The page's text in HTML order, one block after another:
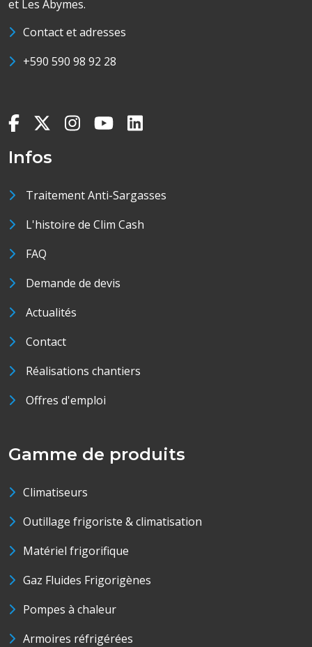
et Les Abymes.
Contact et adresses
+590 590 98 92 28
Infos
Traitement Anti-Sargasses
L'histoire de Clim Cash
FAQ
Demande de devis
Actualités
Contact
Réalisations chantiers
Offres d'emploi
Gamme de produits
Climatiseurs
Outillage frigoriste & climatisation
Matériel frigorifique
Gaz Fluides Frigorigènes
Pompes à chaleur
Armoires réfrigérées